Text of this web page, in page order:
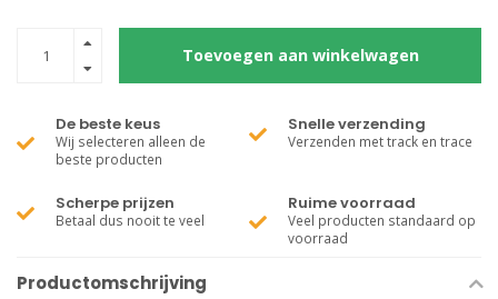
Toevoegen aan winkelwagen
De beste keus
Wij selecteren alleen de
beste producten
Snelle verzending
Verzenden met track en trace
Scherpe prijzen
Betaal dus nooit te veel
Ruime voorraad
Veel producten standaard op
voorraad
Productomschrijving